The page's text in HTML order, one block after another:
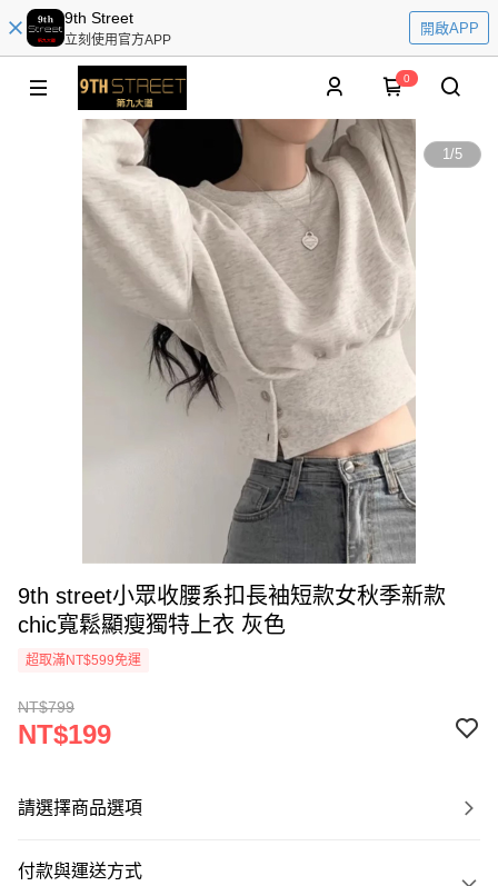
9th Street
立刻使用官方APP
開啟APP
0
1/5
9th street小眾收腰系扣長袖短款女秋季新款
chic寬鬆顯瘦獨特上衣 灰色
超取滿NT$599免運
NT$799
NT$199
請選擇商品選項
付款與運送方式